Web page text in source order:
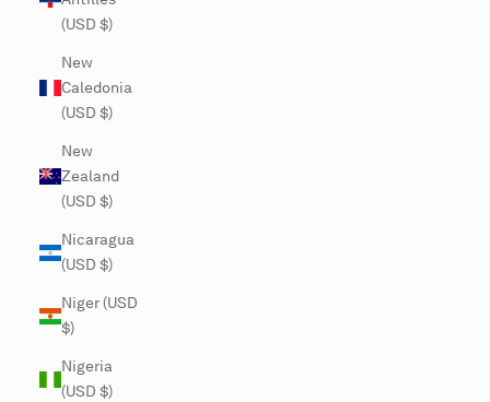
(USD $)
New
Caledonia
(USD $)
New
Zealand
(USD $)
Nicaragua
(USD $)
Niger (USD
$)
Nigeria
(USD $)